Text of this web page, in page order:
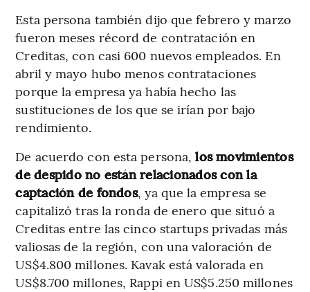
Esta persona también dijo que febrero y marzo
fueron meses récord de contratación en
Creditas, con casi 600 nuevos empleados. En
abril y mayo hubo menos contrataciones
porque la empresa ya había hecho las
sustituciones de los que se irían por bajo
rendimiento.
De acuerdo con esta persona,los movimientos
de despido no están relacionados con la
captación de fondos, ya que la empresa se
capitalizó tras la ronda de enero que situó a
Creditas entre las cinco startups privadas más
valiosas de la región, con una valoración de
US$4.800 millones. Kavak está valorada en
US$8.700 millones, Rappi en US$5.250 millones